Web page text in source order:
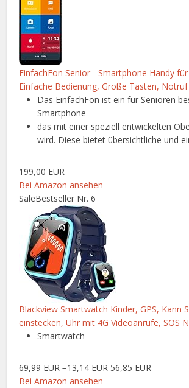
EinfachFon Senior - Smartphone Handy
Einfache Bedienung, Große Tasten, Notruf
Das EinfachFon ist ein für Senioren
Smartphone
das mit einer speziell entwickelten
wird. Diese bietet übersichtliche und
199,00 EUR
Bei Amazon ansehen
SaleBestseller Nr. 6
Blackview Smartwatch Kinder, GPS, Kann
einstecken, Uhr mit 4G Videoanrufe, SOS
Smartwatch
69,99 EUR −13,14 EUR 56,85 EUR
Bei Amazon ansehen